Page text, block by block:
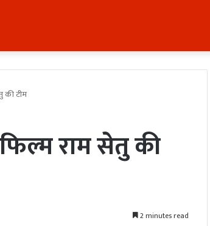
की टीम
राम सेतु की
2 minutes read